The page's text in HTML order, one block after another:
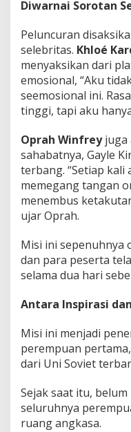
Diwarnai Sorotan
Peluncuran
selebritas. Khloé
menyaksikan dari
emosional, “Aku
seemosional ini.
tinggi, tapi aku
Oprah Winfreyjuga
sahabatnya, Gayle
terbang. “Setiap kali
memegang tangan
menembus
ujar Oprah.
Misi ini sepenuhnya
dan para peserta
selama dua hari
Antara Inspirasi
Misi ini menjadi
perempuan
dari Uni Soviet
Sejak saat itu,
seluruhnya
ruang angkasa.